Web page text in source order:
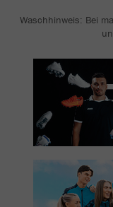
Waschhinweis: Bei